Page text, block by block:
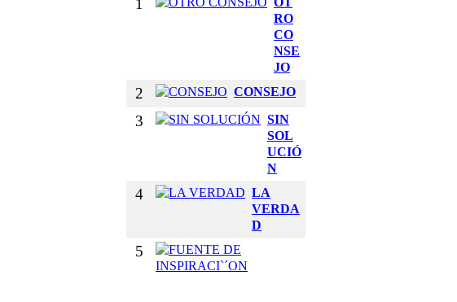
1
RO
CO
NSE
JO
2 CONSEJO
3
SIN
SOL
UCIÓ
N
4
LA
VERDA
D
5